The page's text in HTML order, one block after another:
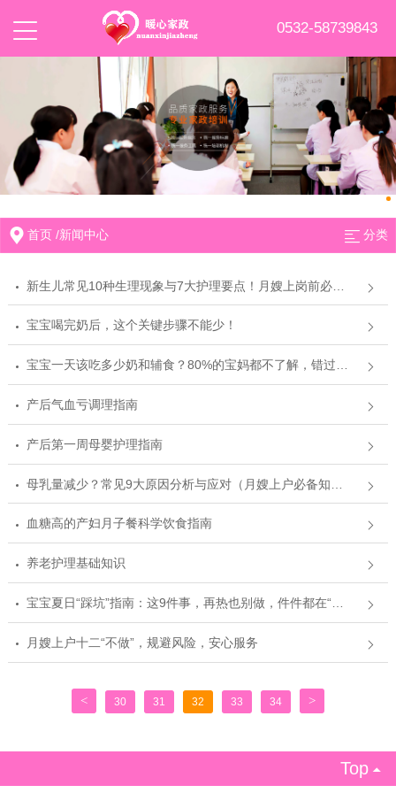
0532-58739843
首页 /新闻中心 分类
新生儿常见10种生理现象与7大护理要点！月嫂上岗前必读！
宝宝喝完奶后，这个关键步骤不能少！
宝宝一天该吃多少奶和辅食？80%的宝妈都不了解，错过就太可惜了！
产后气血亏调理指南
产后第一周母婴护理指南
母乳量减少？常见9大原因分析与应对（月嫂上户必备知识）
血糖高的产妇月子餐科学饮食指南
养老护理基础知识
宝宝夏日“踩坑”指南：这9件事，再热也别做，件件都在“偷”健康！
月嫂上户十二“不做”，规避风险，安心服务
< 30 31 32 33 34 >
Top